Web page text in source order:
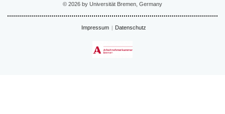
© 2026 by Universität Bremen, Germany
Impressum Datenschutz